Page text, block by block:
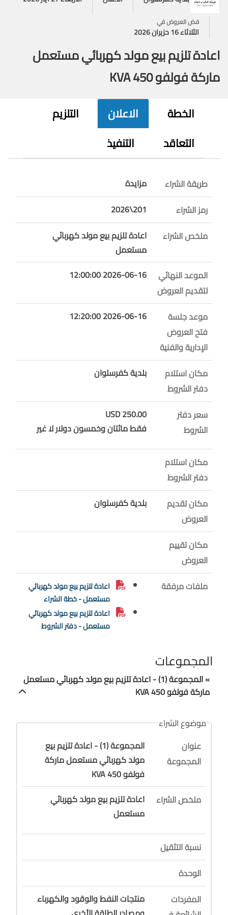
فض العروض في
الثلاثاء 16 حزيران 2026
اعادة تلزيم بيع مولد كهربائي مستعمل
ماركة فولفو 450 KVA
الخطة الاعلان
التلزيم
التعاقد
التنفيذ
طريقة الشراء
مزايدة
رمز الشراء
201\2026
ملخص الشراء
اعادة تلزيم بيع مولد كهربائي
مستعمل
الموعد النهائي
لتقديم العروض
2026-06-16 12:00:00
موعد جلسة
فتح العروض
الإدارية والفنية
2026-06-16 12:20:00
مكان استلام
دفتر الشروط
بلدية كفرسلوان
سعر دفتر
الشروط
250.00 USD
فقط مائتان وخمسون دولار لا غير
مكان استلام
دفتر الشروط
مكان تقديم
العروض
بلدية كفرسلوان
مكان تقييم
العروض
ملفات مرفقة
اعادة تلزيم بيع مولد كهربائي
مستعمل - خطة الشراء
اعادة تلزيم بيع مولد كهربائي
مستعمل - دفتر الشروط
المجموعات
» المجموعة (1) - اعادة تلزيم بيع مولد كهربائي مستعمل
ماركة فولفو 450 KVA
موضوع الشراء
عنوان
المجموعة
المجموعة (1) - اعادة تلزيم بيع
مولد كهربائي مستعمل ماركة
فولفو 450 KVA
ملخص الشراء
اعادة تلزيم بيع مولد كهربائي
مستعمل
نسبة التثقيل
الوحدة
المفردات
منتجات النفط والوقود والكهرباء